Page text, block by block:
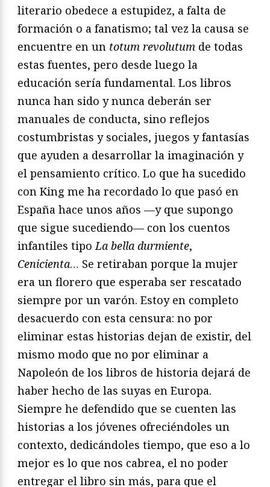
literario obedece a estupidez, a falta de
formación o a fanatismo; tal vez la causa se
encuentre en un totum revolutum de todas
estas fuentes, pero desde luego la
educación sería fundamental. Los libros
nunca han sido y nunca deberán ser
manuales de conducta, sino reflejos
costumbristas y sociales, juegos y fantasías
que ayuden a desarrollar la imaginación y
el pensamiento crítico. Lo que ha sucedido
con King me ha recordado lo que pasó en
España hace unos años —y que supongo
que sigue sucediendo— con los cuentos
infantiles tipo La bella durmiente,
Cenicienta… Se retiraban porque la mujer
era un florero que esperaba ser rescatado
siempre por un varón. Estoy en completo
desacuerdo con esta censura: no por
eliminar estas historias dejan de existir, del
mismo modo que no por eliminar a
Napoleón de los libros de historia dejará de
haber hecho de las suyas en Europa.
Siempre he defendido que se cuenten las
historias a los jóvenes ofreciéndoles un
contexto, dedicándoles tiempo, que eso a lo
mejor es lo que nos cabrea, el no poder
entregar el libro sin más, para que el